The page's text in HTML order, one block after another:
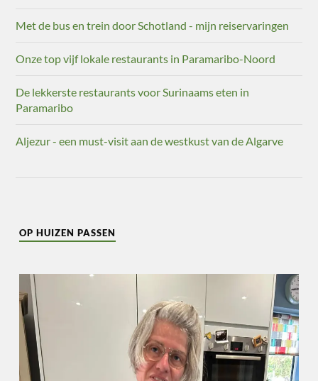
Met de bus en trein door Schotland - mijn reiservaringen
Onze top vijf lokale restaurants in Paramaribo-Noord
De lekkerste restaurants voor Surinaams eten in
Paramaribo
Aljezur - een must-visit aan de westkust van de Algarve
OP HUIZEN PASSEN